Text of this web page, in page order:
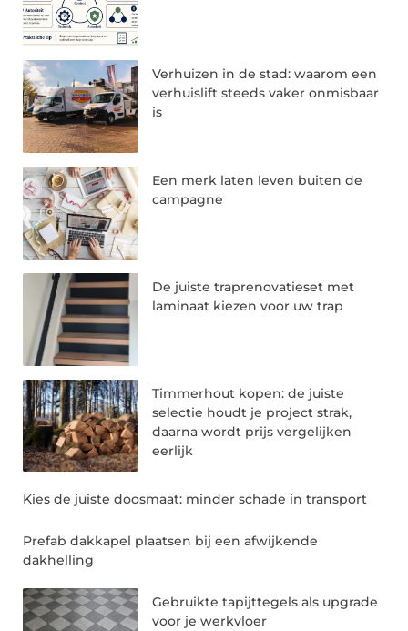
Verhuizen in de stad: waarom een
verhuislift steeds vaker onmisbaar
is
Een merk laten leven buiten de
campagne
De juiste traprenovatieset met
laminaat kiezen voor uw trap
Timmerhout kopen: de juiste
selectie houdt je project strak,
daarna wordt prijs vergelijken
eerlijk
Kies de juiste doosmaat: minder schade in transport
Prefab dakkapel plaatsen bij een afwijkende
dakhelling
Gebruikte tapijttegels als upgrade
voor je werkvloer